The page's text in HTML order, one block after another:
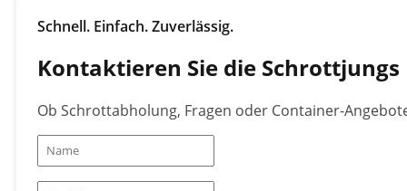
Schnell. Einfach. Zuverlässig.
Kontaktieren Sie die Schrottjungs
Ob Schrottabholung, Fragen oder Container-